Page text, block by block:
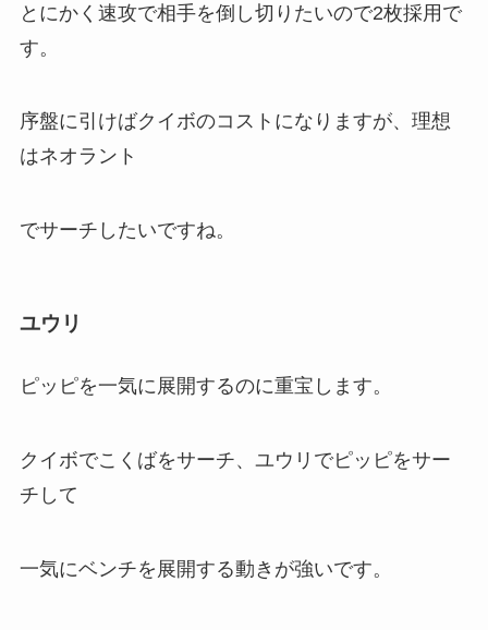
とにかく速攻で相手を倒し切りたいので2枚採用で
す。
序盤に引けばクイボのコストになりますが、理想
はネオラント
でサーチしたいですね。
ユウリ
ピッピを一気に展開するのに重宝します。
クイボでこくばをサーチ、ユウリでピッピをサー
チして
一気にベンチを展開する動きが強いです。